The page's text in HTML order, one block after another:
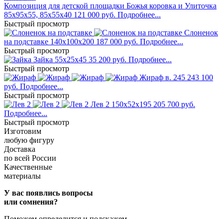
Композиция для детской площадки Божья коровка и Улиточка
85x95x55, 85x55x40 121 000 руб. Подробнее...
Быстрый просмотр
Слоненок
на подставке 140x100x200 187 000 руб. Подробнее...
Быстрый просмотр
Зайка 55x25x45 35 200 руб. Подробнее...
Быстрый просмотр
Жираф в. 245 243 100
руб. Подробнее...
Быстрый просмотр
Лев 2 150x52x195 205 700 руб.
Подробнее...
Быстрый просмотр
Изготовим
любую фигуру
Доставка
по всей России
Качественные
материалы
У вас появлись вопросы
или сомнения?